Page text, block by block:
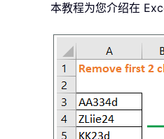
本教程为您介绍在